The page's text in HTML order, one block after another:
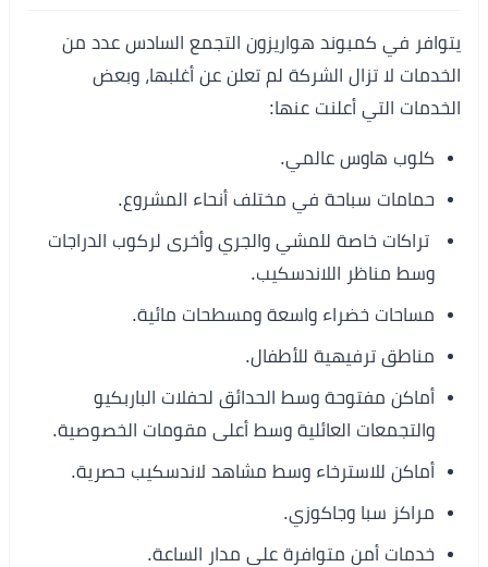
يتوافر في كمبوند هواريزون التجمع السادس عدد من
الخدمات لا تزال الشركة لم تعلن عن أغلبها، وبعض
الخدمات التي أعلنت عنها:
كلوب هاوس عالمي.
حمامات سباحة في مختلف أنحاء المشروع.
تراكات خاصة للمشي والجري وأخرى لركوب الدراجات
وسط مناظر اللاندسكيب.
مساحات خضراء واسعة ومسطحات مائية.
مناطق ترفيهية للأطفال.
أماكن مفتوحة وسط الحدائق لحفلات الباربكيو
والتجمعات العائلية وسط أعلى مقومات الخصوصية.
أماكن للاسترخاء وسط مشاهد لاندسكيب حصرية.
مراكز سبا وجاكوزي.
خدمات أمن متوافرة على مدار الساعة.